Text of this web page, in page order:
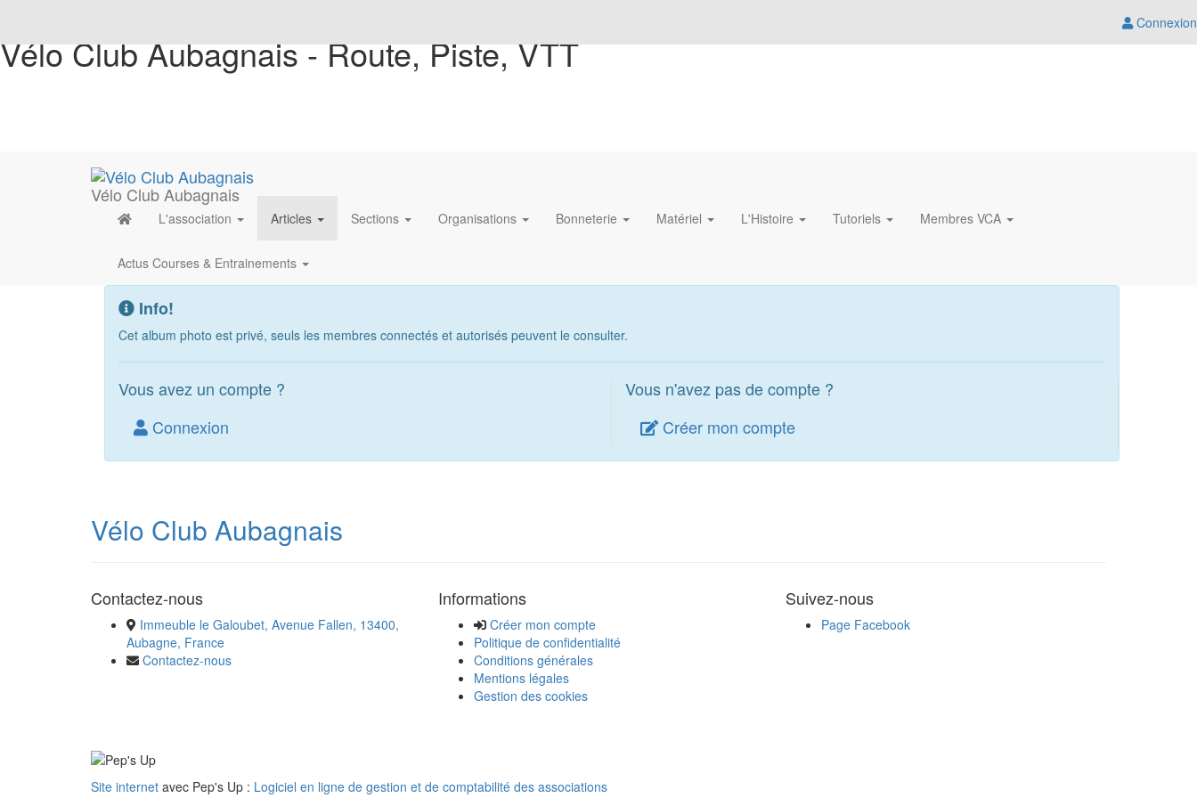
Connexion
Vélo Club Aubagnais - Route, Piste, VTT
Vélo Club Aubagnais
L'association Articles Sections Organisations Bonneterie Matériel L'Histoire Tutoriels Membres VCA
Actus Courses & Entrainements
Info!
Cet album photo est privé, seuls les membres connectés et autorisés peuvent le consulter.
Vous avez un compte ?
Connexion
Vous n'avez pas de compte ?
Créer mon compte
Vélo Club Aubagnais
Contactez-nous
Immeuble le Galoubet, Avenue Fallen, 13400,
Aubagne, France
Contactez-nous
Informations
Créer mon compte
Politique de confidentialité
Conditions générales
Mentions légales
Gestion des cookies
Suivez-nous
Page Facebook
Site internet avec Pep's Up : Logiciel en ligne de gestion et de comptabilité des associations